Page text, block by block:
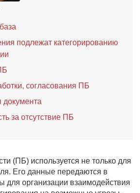
подлежат категорированию
согласования ПБ
документа
за отсутствие ПБ
(ПБ) используется не только для
Его данные передаются в
организации взаимодействия